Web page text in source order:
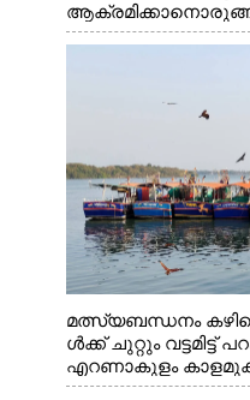
എറണാകുളം
മത്സ്യബന്ധനം
ൾക്ക് ചുറ്റും
എറണാകുളം
ള്ള കാഴ്ച